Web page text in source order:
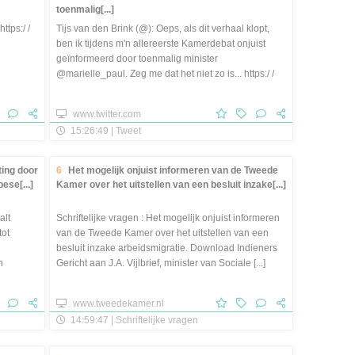
/
toenmalig[...]
Tijs van den Brink (@): Oeps, als dit verhaal klopt,
ben ik tijdens m'n allereerste Kamerdebat onjuist
geïnformeerd door toenmalig minister
@marielle_paul. Zeg me dat het niet zo is... https:/ /
www.twitter.com
15:26:49 | Tweet
door
6
Het mogelijk onjuist informeren van de Tweede
Kamer over het uitstellen van een besluit inzake[...]
Schriftelijke vragen : Het mogelijk onjuist informeren
van de Tweede Kamer over het uitstellen van een
besluit inzake arbeidsmigratie. Download Indieners
Gericht aan J.A. Vijlbrief, minister van Sociale [...]
www.tweedekamer.nl
14:59:47 | Schriftelijke vragen